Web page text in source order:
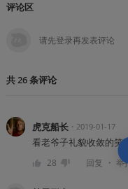
评论区
共26条评论
虎克船长・ 2019-01-17
看老爷子礼貌收敛的笑
28 回复 ・ 举